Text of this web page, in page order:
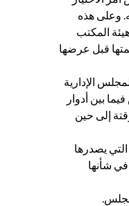
وعلى هذه
المكتب
قبل عرضها
الإدارية
بين أدوار
إلى حين
التي يصدرها
شأنها